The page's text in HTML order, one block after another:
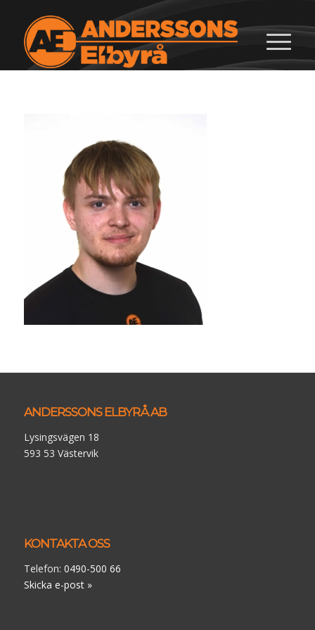
ANDERSSONS ELBYRÅ AB
Lysingsvägen 18
593 53 Västervik
KONTAKTA OSS
Telefon: 0490-500 66
Skicka e-post »